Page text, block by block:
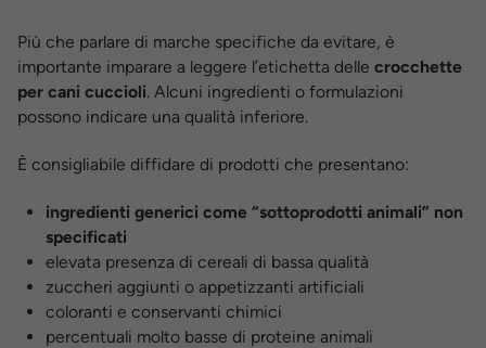
Più che parlare di marche specifiche da evitare, è
importante imparare a leggere l’etichetta delle crocchette
per cani cuccioli. Alcuni ingredienti o formulazioni
possono indicare una qualità inferiore.
È consigliabile diffidare di prodotti che presentano:
ingredienti generici come “sottoprodotti animali” non
specificati
elevata presenza di cereali di bassa qualità
zuccheri aggiunti o appetizzanti artificiali
coloranti e conservanti chimici
percentuali molto basse di proteine animali